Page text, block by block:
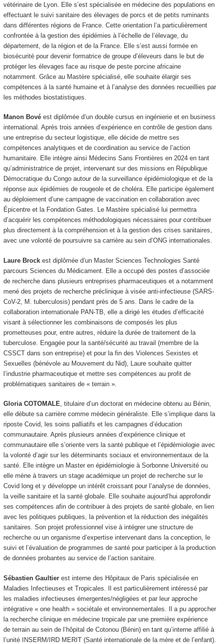
vétérinaire de Lyon. Elle s’est spécialisée en médecine des populations en
effectuant le suivi sanitaire des élevages de porcs et de petits ruminants
dans différentes régions de France. Cette orientation l’a particulièrement
confrontée à la gestion des épidémies à l’échelle de l’élevage, du
département, de la région et de la France. Elle s’est aussi formée en
biosécurité pour devenir formatrice de groupe d’éleveurs dans le but de
protéger les élevages face au risque de peste porcine africaine
notamment. Grâce au Mastère spécialisé, elle souhaite élargir ses
compétences à la santé humaine et à l’analyse des données recueillies par
les méthodes biostatistiques.
Manon Bové est diplômée d’un double cursus en ingénierie et en business
international. Après trois années d’expérience en contrôle de gestion dans
une entreprise du secteur logistique, elle décide de mettre ses
compétences analytiques et de coordination au service de l’action
humanitaire. Elle intègre ainsi Médecins Sans Frontières en 2024 en tant
qu’administratrice de projet, intervenant sur des missions en République
Démocratique du Congo autour de la surveillance épidémiologique et de la
réponse aux épidémies de rougeole et de choléra. Elle participe également
au déploiement d’une campagne de vaccination en collaboration avec
Épicentre et la Fondation Gates. Le Mastère spécialisé lui permettra
d’acquérir les compétences méthodologiques nécessaires pour contribuer
plus directement à la compréhension et à la gestion des crises sanitaires,
avec une volonté de poursuivre sa carrière au sein d’ONG internationales.
Laure Brockest diplômée d’un Master Sciences Technologies Santé
parcours Sciences du Médicament. Elle a occupé des postes d’associée
de recherche dans plusieurs entreprises pharmaceutiques et a notamment
mené des projets de recherche préclinique à visée anti-infectieuse (SARS-
CoV-2, M. tuberculosis) pendant près de 5 ans. Dans le cadre de la
collaboration internationale PAN-TB, elle a dirigé les études d’efficacité
visant à sélectionner les combinaisons de composés les plus
prometteuses pour, entre autres, réduire la durée de traitement de la
tuberculose. Engagée pour la santé/sécurité au travail (membre de la
CSSCT dans son entreprise) et pour la fin des Violences Sexistes et
Sexuelles (bénévole au Mouvement du Nid), Laure souhaite quitter
l’industrie pharmaceutique et mettre ses compétences au profit de
problématiques sanitaires de « terrain ».
Gloria COTOMALE, titulaire d’un doctorat en médecine obtenu au Bénin,
elle débute sa carrière comme médecin généraliste. Elle s’implique dans la
riposte Covid, les soins palliatifs et les campagnes d’éducation
communautaire. Après plusieurs années d’expérience clinique et
communautaire elle s’oriente vers la santé publique et l’épidémiologie avec
la volonté d’agir sur les déterminants sociaux et environnementaux de la
santé. Elle intègre un Master en épidémiologie à Sorbonne Université ou
elle mène à travers un stage académique un projet de recherche sur le
Covid long et y développe un intérêt croissant pour l’analyse de données,
la veille sanitaire et la santé globale. Elle souhaite aujourd’hui approfondir
ses compétences afin de contribuer à des projets de santé globale, en lien
avec les politiques publiques, la prévention et la réduction des inégalités
sanitaires. Son projet professionnel vise à intégrer une structure de
recherche ou un organisme d’expertise intervenant dans la conception, le
suivi et l’évaluation de programmes de santé pour participer à la production
de données probantes au service de l’action sanitaire.
Sébastien Gaultierest interne des Hôpitaux de Paris spécialisée en
Maladies Infectieuses et Tropicales. Il est particulièrement intéressé par
les maladies infectieuses émergentes/négligées et par leur approche
intégrative « one health » sociétale et environnementales. Il a pu approcher
la recherche clinique en médecine tropicale par une première expérience
de terrain au sein de l’hôpital de Cotonou (Bénin) en tant qu’interne affilié à
l’unité INSERM/IRD MERIT (Santé internationale de la mère et de l’enfant).